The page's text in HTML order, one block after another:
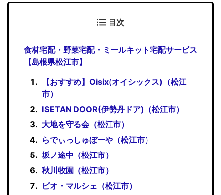
目次
食材宅配・野菜宅配・ミールキット宅配サービス
【島根県松江市】
【おすすめ】Oisix(オイシックス)（松江
市）
ISETAN DOOR(伊勢丹ドア)（松江市）
大地を守る会（松江市）
らでぃっしゅぼーや（松江市）
坂ノ途中（松江市）
秋川牧園（松江市）
ビオ・マルシェ（松江市）